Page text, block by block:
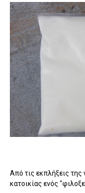
Από τις εκπλήξεις της
κατοικίας ενός